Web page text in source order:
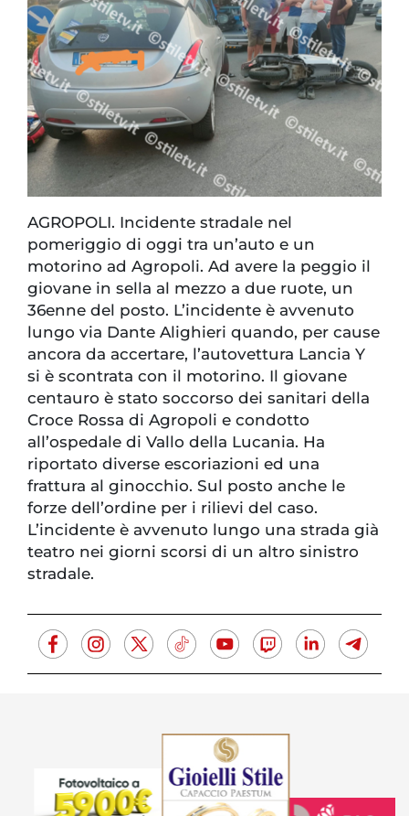
AGROPOLI. Incidente stradale nel
pomeriggio di oggi tra un’auto e un
motorino ad Agropoli. Ad avere la peggio il
giovane in sella al mezzo a due ruote, un
36enne del posto. L’incidente è avvenuto
lungo via Dante Alighieri quando, per cause
ancora da accertare, l’autovettura Lancia Y
si è scontrata con il motorino. Il giovane
centauro è stato soccorso dei sanitari della
Croce Rossa di Agropoli e condotto
all’ospedale di Vallo della Lucania. Ha
riportato diverse escoriazioni ed una
frattura al ginocchio. Sul posto anche le
forze dell’ordine per i rilievi del caso.
L’incidente è avvenuto lungo una strada già
teatro nei giorni scorsi di un altro sinistro
stradale.